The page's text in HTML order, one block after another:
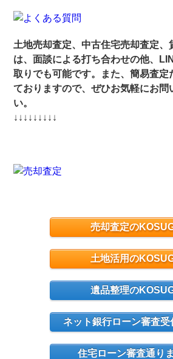
土地売却査定、中古住宅売却査定、
は、面談による打ち合わせの他、
取りでも可能です。また、簡易査定
ておりますので、ぜひお気軽にお問
い。
↓↓↓↓↓↓↓↓↓
売却査定の
土地活用の
遺品整理の
ネット銀行ローン審査受
住宅ローン審査通り